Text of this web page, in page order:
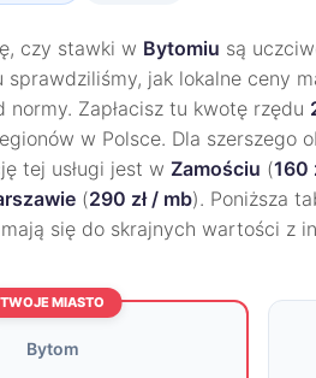
czy stawki w Bytomiu są
sprawdziliśmy, jak lokalne ceny
normy. Zapłacisz tu kwotę rzędu
w Polsce. Dla szerszego
tej usługi jest w Zamościu (160
(290 zł / mb). Poniższa
się do skrajnych wartości z
TWOJE MIASTO
Bytom